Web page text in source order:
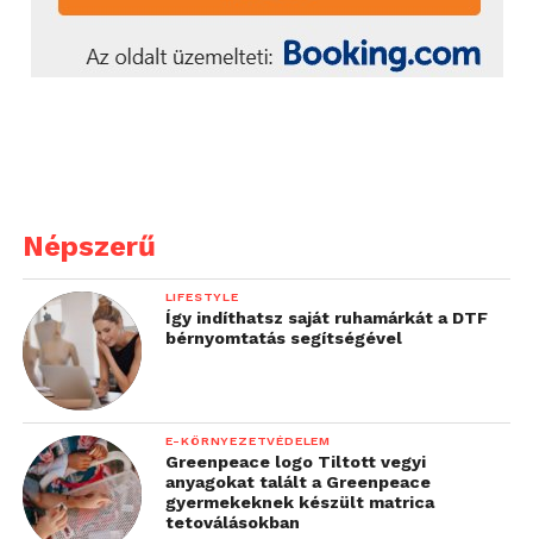
Népszerű
LIFESTYLE
Így indíthatsz saját ruhamárkát a DTF
bérnyomtatás segítségével
E-KÖRNYEZETVÉDELEM
Greenpeace logo Tiltott vegyi
anyagokat talált a Greenpeace
gyermekeknek készült matrica
tetoválásokban